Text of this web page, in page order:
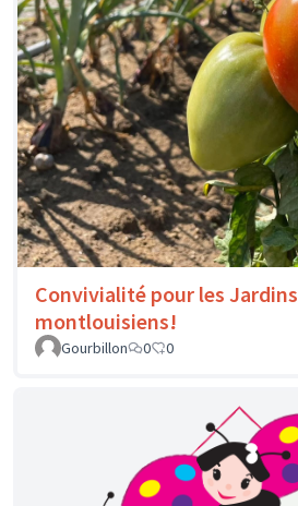
Convivialité pour les Jardins
montlouisiens!
Gourbillon
0 0